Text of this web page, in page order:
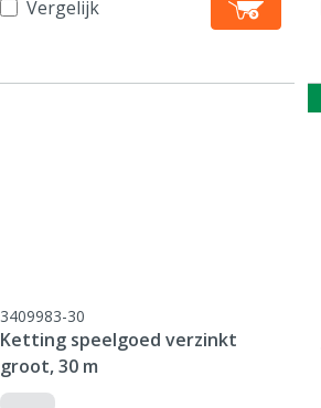
Vergelijk
3409983-30
Ketting speelgoed verzinkt
groot, 30 m